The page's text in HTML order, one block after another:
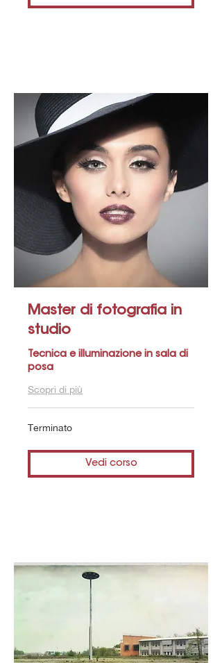
Master di fotografia in
studio
Tecnica e illuminazione in sala di
posa
Scopri di più
Terminato
Vedi corso